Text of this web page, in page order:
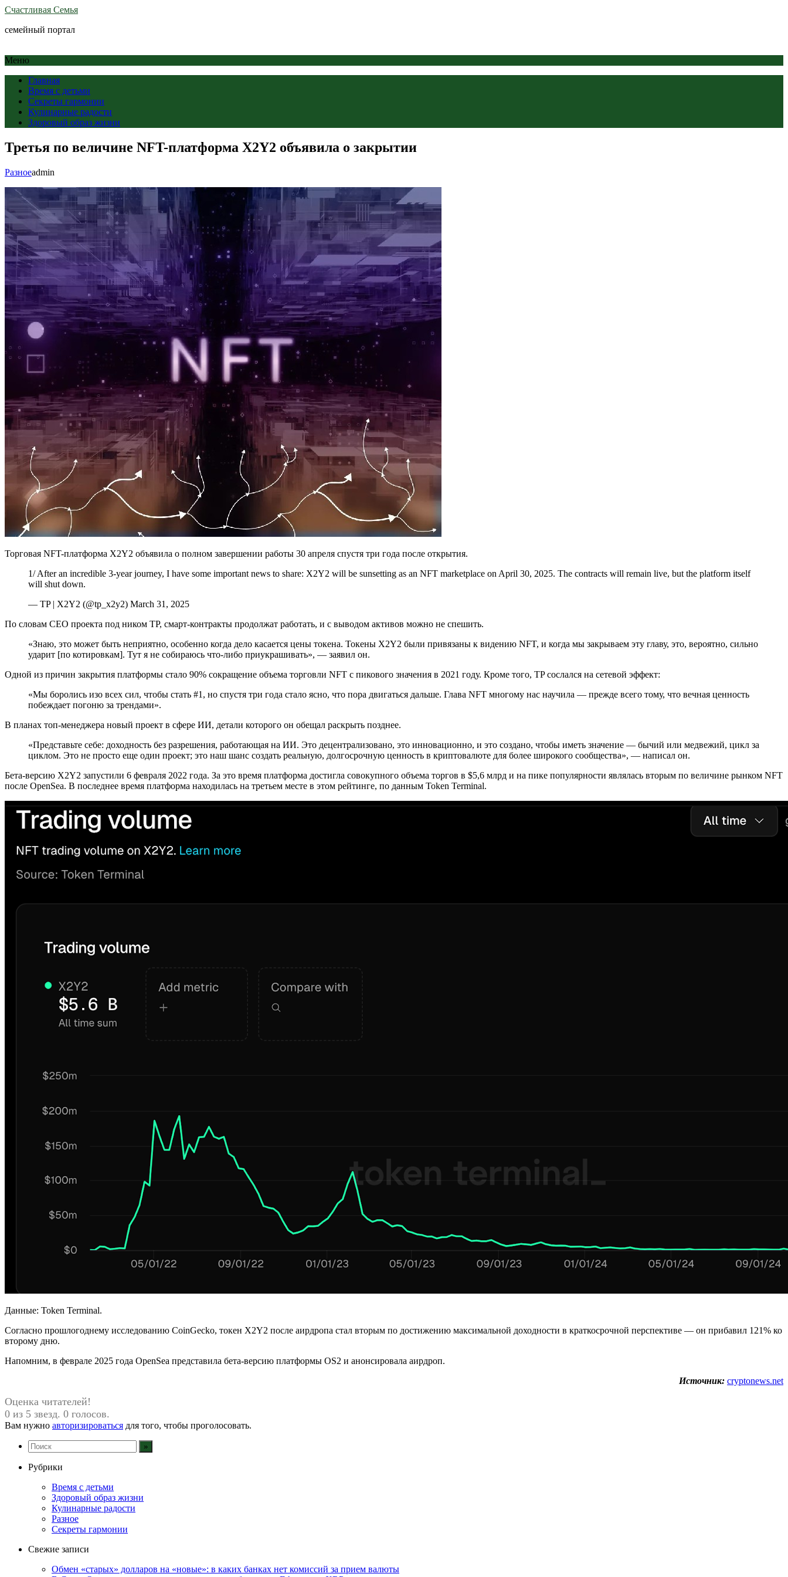
Счастливая Семья
семейный портал
Меню
Главная
Время с детьми
Секреты гармонии
Кулинарные радости
Здоровый образ жизни
Третья по величине NFT-платформа X2Y2 объявила о закрытии
Разноеadmin
Торговая NFT-платформа X2Y2 объявила о полном завершении работы 30 апреля спустя три года после открытия.
1/ After an incredible 3-year journey, I have some important news to share: X2Y2 will be sunsetting as an NFT marketplace on April 30, 2025. The contracts will remain live, but the platform itself
will shut down.
— TP | X2Y2 (@tp_x2y2) March 31, 2025
По словам CEO проекта под ником TP, cмарт-контракты продолжат работать, и с выводом активов можно не спешить.
«Знаю, это может быть неприятно, особенно когда дело касается цены токена. Токены X2Y2 были привязаны к видению NFT, и когда мы закрываем эту главу, это, вероятно, сильно
ударит [по котировкам]. Тут я не собираюсь что-либо приукрашивать», — заявил он.
Одной из причин закрытия платформы стало 90% сокращение объема торговли NFT с пикового значения в 2021 году. Кроме того, TP сослался на сетевой эффект:
«Мы боролись изо всех сил, чтобы стать #1, но спустя три года стало ясно, что пора двигаться дальше. Глава NFT многому нас научила — прежде всего тому, что вечная ценность
побеждает погоню за трендами».
В планах топ-менеджера новый проект в сфере ИИ, детали которого он обещал раскрыть позднее.
«Представьте себе: доходность без разрешения, работающая на ИИ. Это децентрализовано, это инновационно, и это создано, чтобы иметь значение — бычий или медвежий, цикл за
циклом. Это не просто еще один проект; это наш шанс создать реальную, долгосрочную ценность в криптовалюте для более широкого сообщества», — написал он.
Бета-версию X2Y2 запустили 6 февраля 2022 года. За это время платформа достигла совокупного объема торгов в $5,6 млрд и на пике популярности являлась вторым по величине рынком NFT
после OpenSea. В последнее время платформа находилась на третьем месте в этом рейтинге, по данным Token Terminal.
Данные: Token Terminal.
Согласно прошлогоднему исследованию CoinGecko, токен X2Y2 после аирдропа стал вторым по достижению максимальной доходности в краткосрочной перспективе — он прибавил 121% ко
второму дню.
Напомним, в феврале 2025 года OpenSea представила бета-версию платформы OS2 и анонсировала аирдроп.
Источник: cryptonews.net
Оценка читателей!
0 из 5 звезд. 0 голосов.
Вам нужно авторизироваться для того, чтобы проголосовать.
Рубрики
Время с детьми
Здоровый образ жизни
Кулинарные радости
Разное
Секреты гармонии
Свежие записи
Обмен «старых» долларов на «новые»: в каких банках нет комиссий за прием валюты